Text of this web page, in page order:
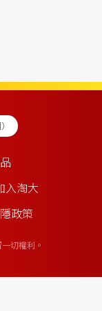
入淘大
政策
切權利。